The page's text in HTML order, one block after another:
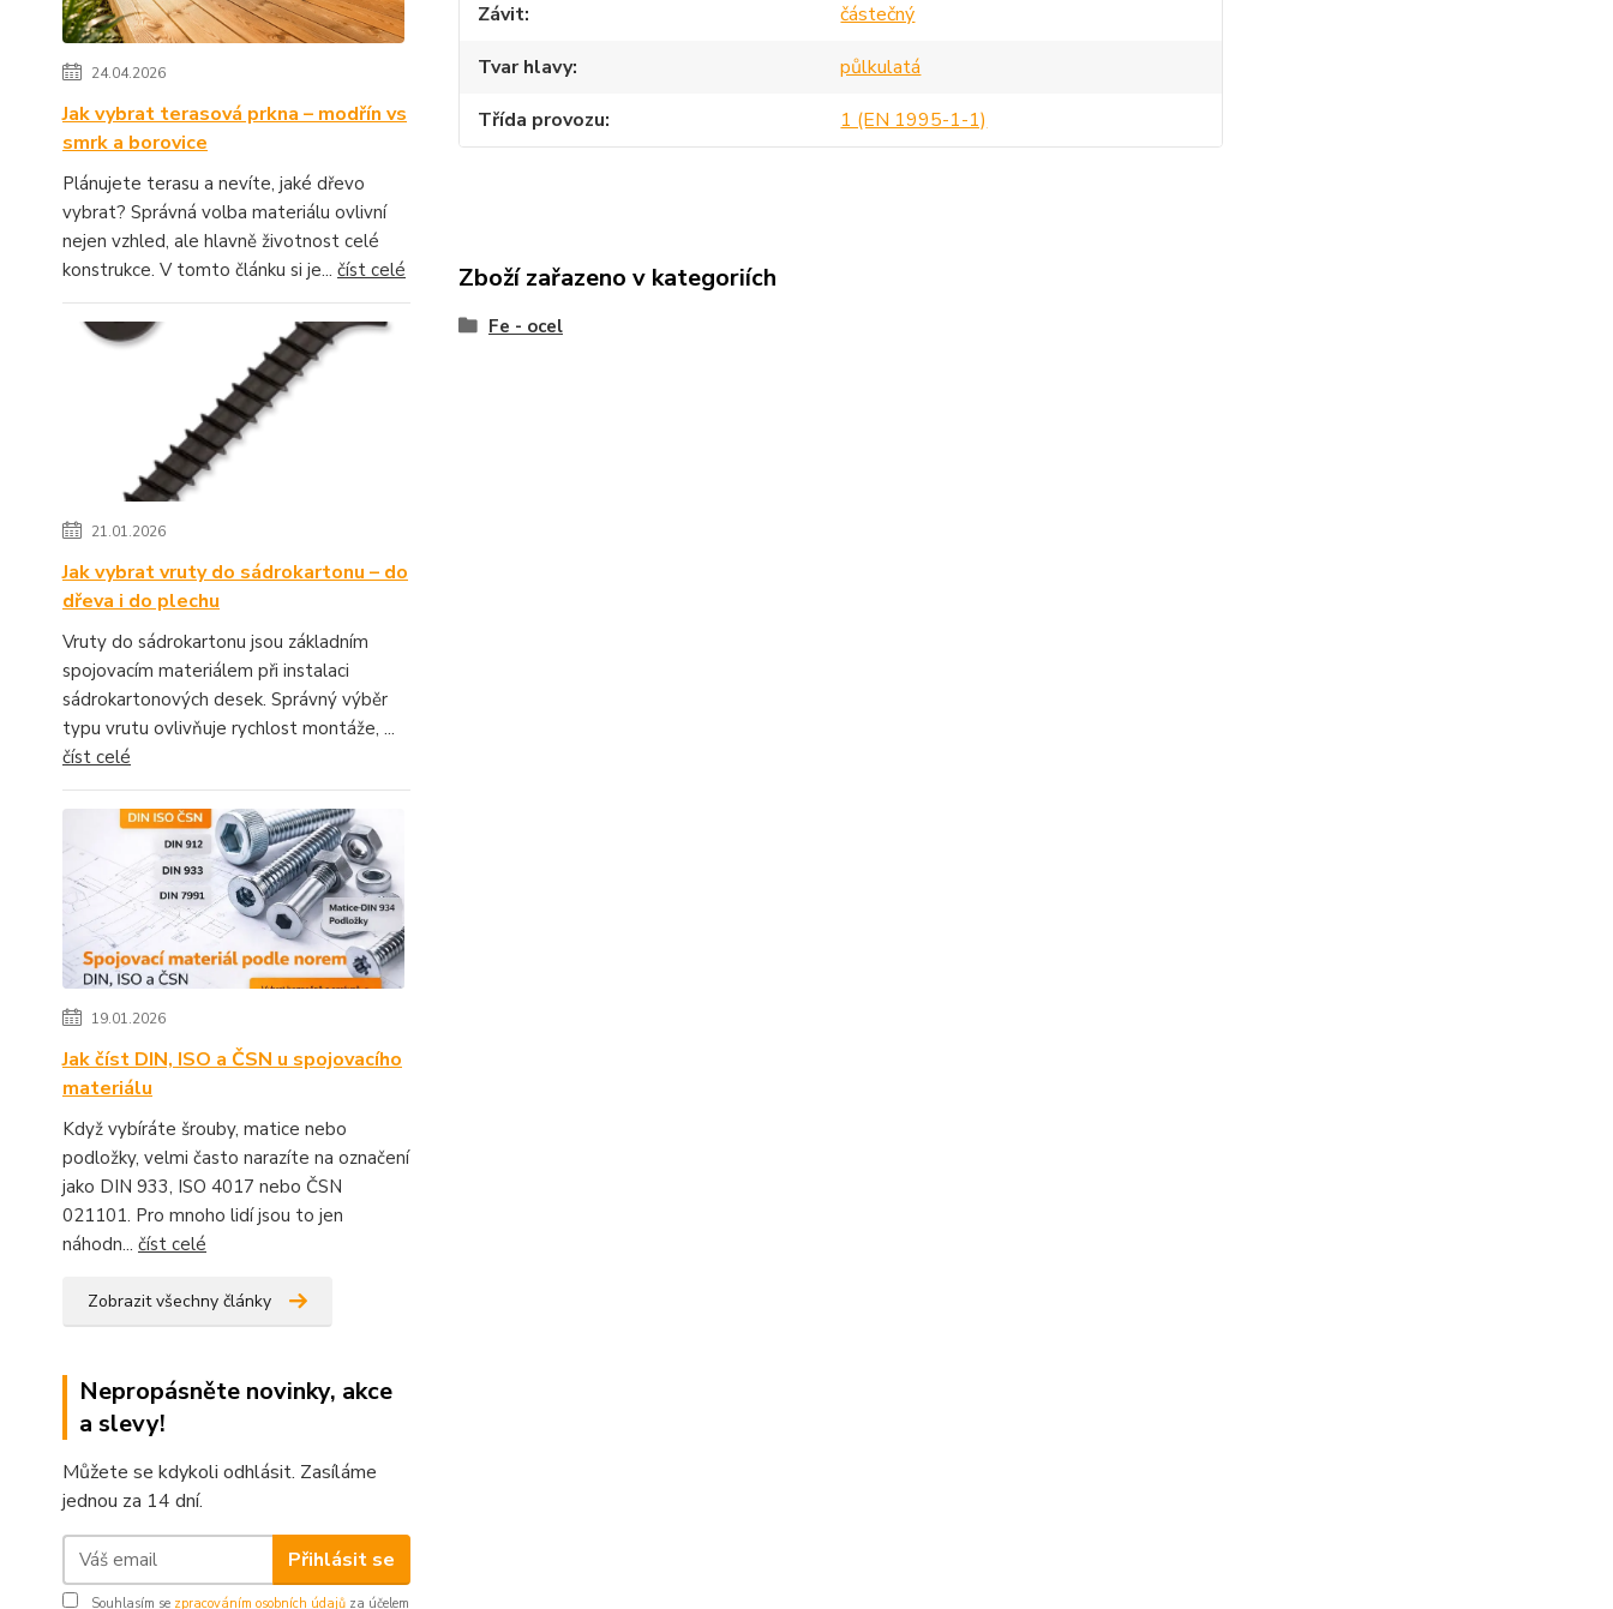
24.04.2026
Jak vybrat terasová prkna – modřín vs
smrk a borovice
Plánujete terasu a nevíte, jaké dřevo
vybrat? Správná volba materiálu ovlivní
nejen vzhled, ale hlavně životnost celé
konstrukce. V tomto článku si je... číst celé
21.01.2026
Jak vybrat vruty do sádrokartonu – do
dřeva i do plechu
Vruty do sádrokartonu jsou základním
spojovacím materiálem při instalaci
sádrokartonových desek. Správný výběr
typu vrutu ovlivňuje rychlost montáže, ...
číst celé
19.01.2026
Jak číst DIN, ISO a ČSN u spojovacího
materiálu
Když vybíráte šrouby, matice nebo
podložky, velmi často narazíte na označení
jako DIN 933, ISO 4017 nebo ČSN
021101. Pro mnoho lidí jsou to jen
náhodn... číst celé
Zobrazit všechny články
Nepropásněte novinky, akce
a slevy!
Můžete se kdykoli odhlásit. Zasíláme
jednou za 14 dní.
Přihlásit se
Souhlasím se zpracováním osobních údajů za účelem
Závit
částečný
Tvar hlavy
půlkulatá
Třída provozu
1 (EN 1995-1-1)
Zboží zařazeno v kategoriích
Fe - ocel